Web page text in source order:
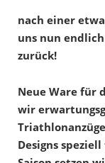
nach einer
uns nun
zurück!
Neue Ware für
wir
Designs